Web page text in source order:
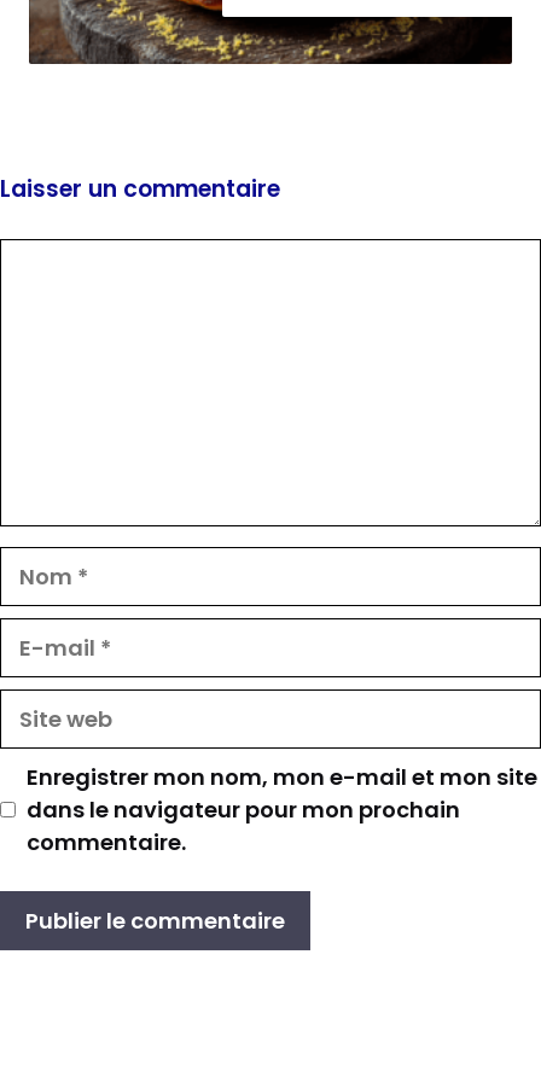
Laisser un commentaire
Nom
E-
Site
Enregistrer mon nom, mon e-mail et mon site
dans le navigateur pour mon prochain
commentaire.